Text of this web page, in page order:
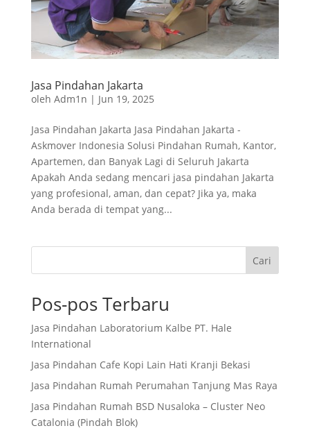
Jasa Pindahan Jakarta
oleh Adm1n | Jun 19, 2025
Jasa Pindahan Jakarta Jasa Pindahan Jakarta -
Askmover Indonesia Solusi Pindahan Rumah, Kantor,
Apartemen, dan Banyak Lagi di Seluruh Jakarta
Apakah Anda sedang mencari jasa pindahan Jakarta
yang profesional, aman, dan cepat? Jika ya, maka
Anda berada di tempat yang...
Cari
Pos-pos Terbaru
Jasa Pindahan Laboratorium Kalbe PT. Hale
International
Jasa Pindahan Cafe Kopi Lain Hati Kranji Bekasi
Jasa Pindahan Rumah Perumahan Tanjung Mas Raya
Jasa Pindahan Rumah BSD Nusaloka – Cluster Neo
Catalonia (Pindah Blok)